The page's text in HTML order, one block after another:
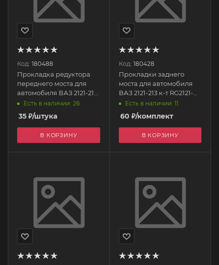
Код: 180488
Прокладка редуктора
переднего моста для
автомобиля ВАЗ 2121-213-
2123 (передней крышки)
паронит 2121-2301070
НЕОДИЗАЙН
Есть в наличии: 26
35 ₽/штука
В КОРЗИНУ
Код: 180428
Прокладки заднего
моста для автомобиля
ВАЗ 2121-213 к-т RG2121-
2400000 RIGINAL
Есть в наличии: 11
60 ₽/комплект
В КОРЗИНУ